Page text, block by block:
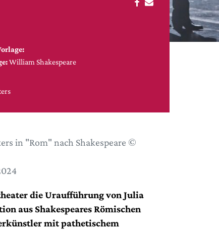
William Shakespeare
in "Rom" nach Shakespeare ©
die Uraufführung von Julia
aus Shakespeares Römischen
mit pathetischem